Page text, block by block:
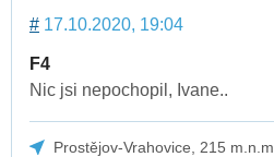
# 17.10.2020, 19:04
F4
Nic jsi nepochopil, Ivane..
Prostějov-Vrahovice, 215 m.n.m.